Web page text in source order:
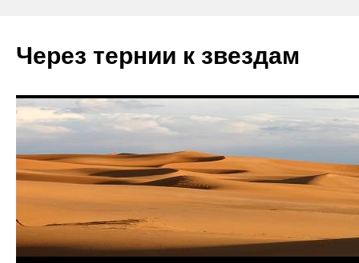
Через тернии к звездам